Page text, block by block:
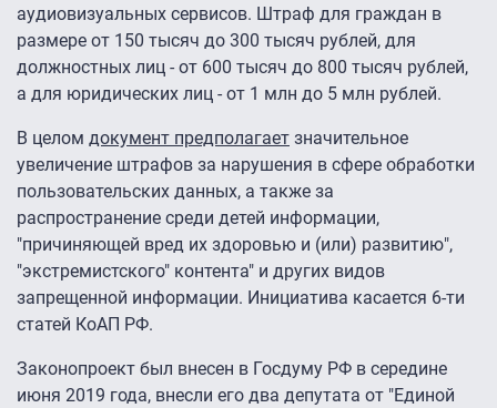
аудиовизуальных сервисов. Штраф для граждан в
размере от 150 тысяч до 300 тысяч рублей, для
должностных лиц - от 600 тысяч до 800 тысяч рублей,
а для юридических лиц - от 1 млн до 5 млн рублей.
В целом документ предполагает значительное
увеличение штрафов за нарушения в сфере обработки
пользовательских данных, а также за
распространение среди детей информации,
"причиняющей вред их здоровью и (или) развитию",
"экстремистского" контента" и других видов
запрещенной информации. Инициатива касается 6-ти
статей КоАП РФ.
Законопроект был внесен в Госдуму РФ в середине
июня 2019 года, внесли его два депутата от "Единой